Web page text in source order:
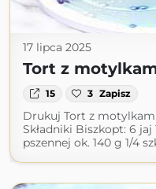
17 lipca 2025
Tort z
15 3 Zapisz
Drukuj Tort z
Składniki Biszkopt: 6
pszennej ok. 140 g 1/4